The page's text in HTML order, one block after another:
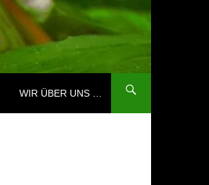
WIR ÜBER UNS …